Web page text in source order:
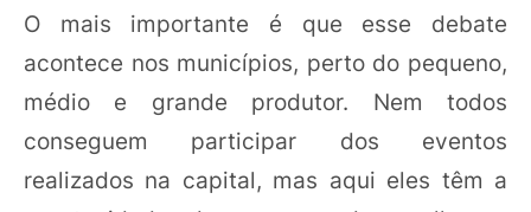
O mais importante é que esse debate
acontece nos municípios, perto do pequeno,
médio e grande produtor. Nem todos
conseguem participar dos eventos
realizados na capital, mas aqui eles têm a